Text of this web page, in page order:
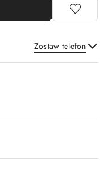
Zostaw telefon